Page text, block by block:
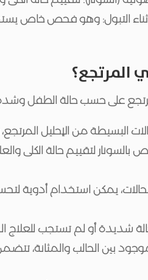
أثناء التبول: وهو فحص خاص
المرتجع؟
على حسب حالة الطفل وشدة
البسيطة من الإحليل
لتقييم حالة الكلى
يمكن استخدام أدوية
شديدة أو لم تستجب للعلاج
بين الحالب والمثانة، تتضمن